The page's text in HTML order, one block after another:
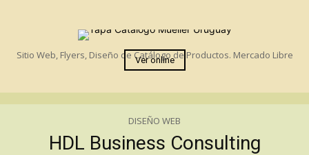
Sitio Web, Flyers, Diseño de Catálogo de Productos. Mercado Libre
Ver online
DISEÑO WEB
HDL Business Consulting